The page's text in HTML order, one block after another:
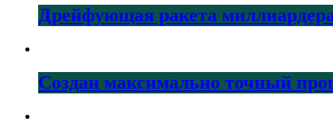
Дрейфующая ракета
Создан максимально точный